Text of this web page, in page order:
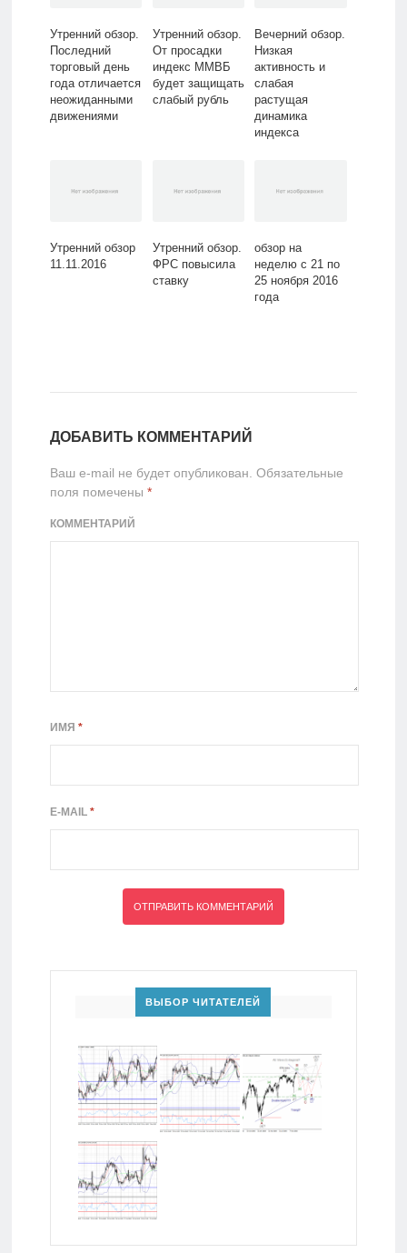
Утренний обзор.
Последний
торговый день
года отличается
неожиданными
движениями
Утренний обзор.
От просадки
индекс ММВБ
будет защищать
слабый рубль
Вечерний обзор.
Низкая
активность и
слабая
растущая
динамика
индекса
Утренний обзор
11.11.2016
Утренний обзор.
ФРС повысила
ставку
обзор на
неделю с 21 по
25 ноября 2016
года
ДОБАВИТЬ КОММЕНТАРИЙ
Ваш e-mail не будет опубликован. Обязательные
поля помечены *
КОММЕНТАРИЙ
ИМЯ *
E-MAIL *
ВЫБОР ЧИТАТЕЛЕЙ